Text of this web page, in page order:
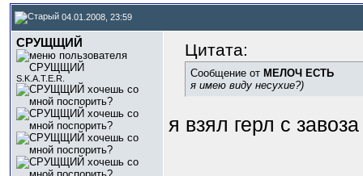
04.01.2008, 23:59
СРУЩЩИЙ
S.K.A.T.E.R.
Цитата:
Сообщение от МЕЛОЧ ЕСТЬ
я имею виду несухие?)
я взял герл с